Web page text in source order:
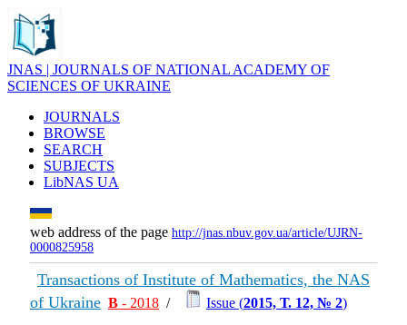
JNAS | JOURNALS OF NATIONAL ACADEMY OF
SCIENCES OF UKRAINE
JOURNALS
BROWSE
SEARCH
SUBJECTS
LibNAS UA
web address of the page http://jnas.nbuv.gov.ua/article/UJRN-
0000825958
Transactions of Institute of Mathematics, the NAS
of Ukraine В - 2018 / Issue (2015, Т. 12, № 2)